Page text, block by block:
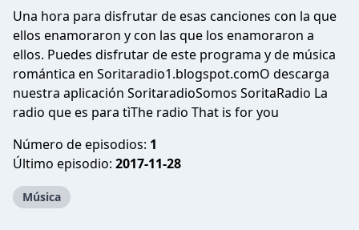
Una hora para disfrutar de esas canciones con la que
ellos enamoraron y con las que los enamoraron a
ellos. Puedes disfrutar de este programa y de música
romántica en Soritaradio1.blogspot.comO descarga
nuestra aplicación SoritaradioSomos SoritaRadio La
radio que es para tìThe radio That is for you
Número de episodios: 1
Último episodio: 2017-11-28
Música